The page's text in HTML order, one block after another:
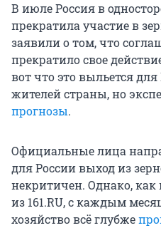
В июле Россия в
прекратила участие в
заявили о том, что
прекратило свое
вот что это выльется
жителей страны, но
прогнозы.
Официальные лица
для России выход из
некритичен. Однако,
из 161.RU, с каждым
хозяйство всё глубже